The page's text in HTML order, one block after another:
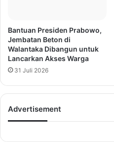
Bantuan Presiden Prabowo,
Jembatan Beton di
Walantaka Dibangun untuk
Lancarkan Akses Warga
31 Juli 2026
Advertisement